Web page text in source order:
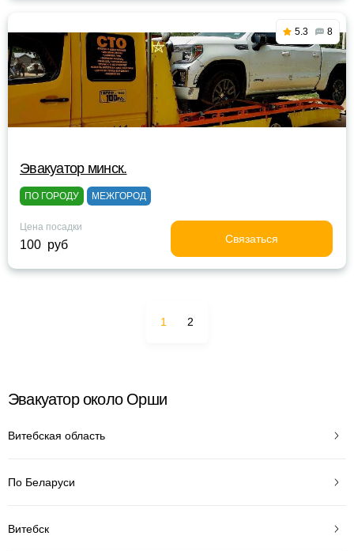
5.3 8
Эвакуатор минск.
ПО ГОРОДУ МЕЖГОРОД
Цена посадки
100 руб Связаться
1 2
Эвакуатор около Орши
Витебская область
По Беларуси
Витебск